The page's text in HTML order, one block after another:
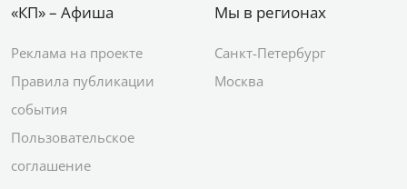
«КП» – Афиша
Реклама на проекте
Правила публикации
события
Пользовательское
соглашение
Мы в регионах
Санкт-Петербург
Москва